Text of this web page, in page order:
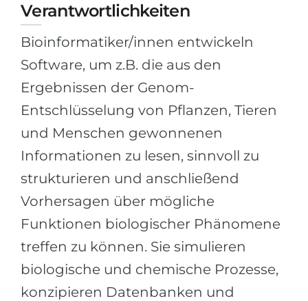
Portfolio
GEOGRAFIE
Bundesländer
Städte
BERUFE
Berufe
Studienfächer
BERUFSORIENTIERUNG
Holland-Test
Interessenkarte-Test
1. Studienjahr
Bachelorabschluss
Masterabschluss
BEWERBEN FÜR FACHRICHTUNG …
Medizin
Ingenieurwesen
Physik
Management
Anderes Fach
Russland
Verantwortlichkeiten
Bioinformatiker/innen entwickeln
Software, um z.B. die aus den
Ergebnissen der Genom-
Entschlüsselung von Pflanzen, Tieren
und Menschen gewonnenen
Informationen zu lesen, sinnvoll zu
strukturieren und anschließend
Vorhersagen über mögliche
Funktionen biologischer Phänomene
treffen zu können. Sie simulieren
biologische und chemische Prozesse,
konzipieren Datenbanken und